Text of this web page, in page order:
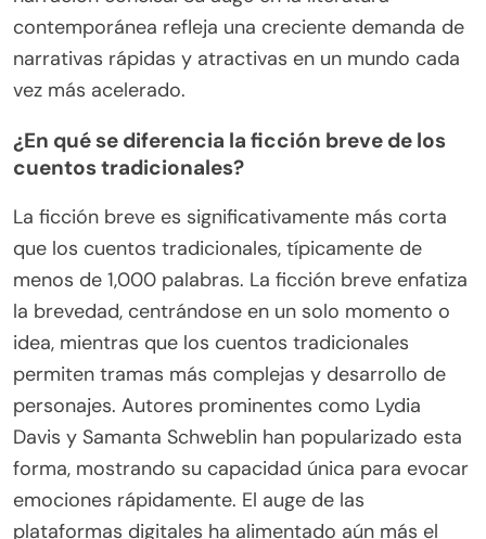
contemporánea refleja una creciente demanda de
narrativas rápidas y atractivas en un mundo cada
vez más acelerado.
¿En qué se diferencia la ficción breve de los
cuentos tradicionales?
La ficción breve es significativamente más corta
que los cuentos tradicionales, típicamente de
menos de 1,000 palabras. La ficción breve enfatiza
la brevedad, centrándose en un solo momento o
idea, mientras que los cuentos tradicionales
permiten tramas más complejas y desarrollo de
personajes. Autores prominentes como Lydia
Davis y Samanta Schweblin han popularizado esta
forma, mostrando su capacidad única para evocar
emociones rápidamente. El auge de las
plataformas digitales ha alimentado aún más el